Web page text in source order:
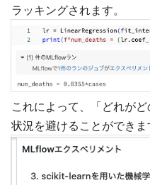
ラッキングされます。
これによって、「どれが
状況を避けることができま